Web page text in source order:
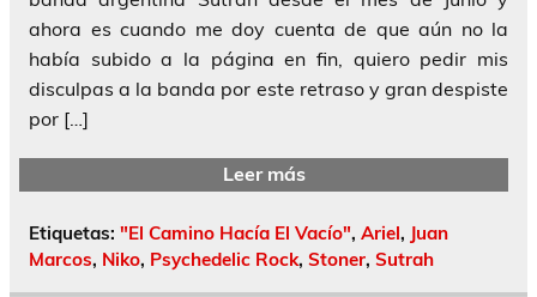
ahora es cuando me doy cuenta de que aún no la
había subido a la página en fin, quiero pedir mis
disculpas a la banda por este retraso y gran despiste
por […]
Leer más
Etiquetas: "El Camino Hacía El Vacío", Ariel, Juan
Marcos, Niko, Psychedelic Rock, Stoner, Sutrah